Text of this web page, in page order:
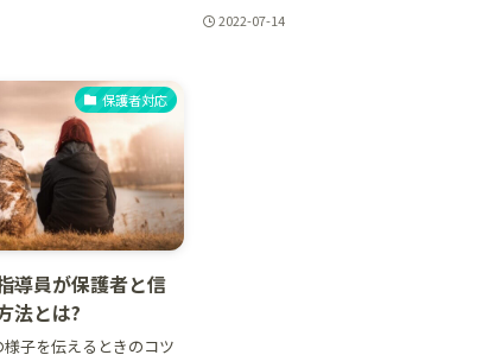
2022-07-14
保護者対応
導員が保護者と信
法とは?
子を伝えるときのコツ